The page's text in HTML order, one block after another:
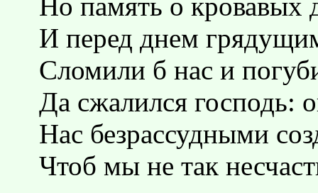
Но память о кровавых
И перед днем
Сломили б нас и
Да сжалился господь:
Нас безрассудными
Чтоб мы не так